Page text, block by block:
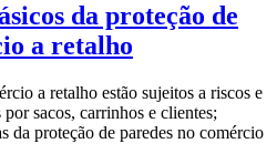
da proteção de
a retalho
a retalho estão sujeitos a riscos e
sacos, carrinhos e clientes;
da proteção de paredes no comércio